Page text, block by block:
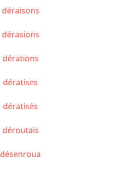
déraisons
dérasions
dérations
dératises
dératisés
déroutais
désenroua